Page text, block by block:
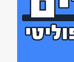
על
מלחמה;
צמיחה
של